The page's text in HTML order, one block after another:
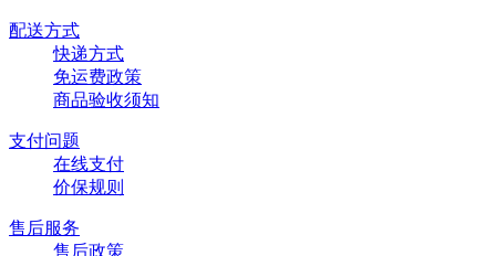
配送方式
快递方式
免运费政策
商品验收须知
支付问题
在线支付
价保规则
售后服务
售后政策